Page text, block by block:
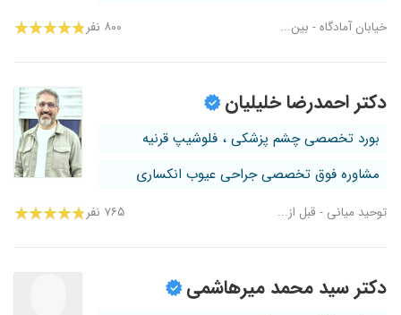
خیابان آمادگاه - بین... ۸۰۰ نفر
دکتر احمدرضا خلیلیان
بورد تخصصی چشم پزشکی ، فلوشیپ قرنیه
مشاوره فوق تخصصی جراحی عیوب انکساری
توحید میانی - قبل از... ۷۶۵ نفر
دکتر سید محمد میرهاشمی